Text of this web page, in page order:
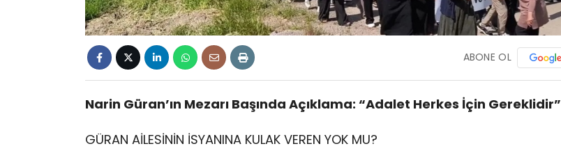
ABONE OL
Narin Güran’ın Mezarı Başında Açıklama: “Adalet Herkes İçin Gereklidir”
GÜRAN AİLESİNİN İSYANINA KULAK VEREN YOK MU?